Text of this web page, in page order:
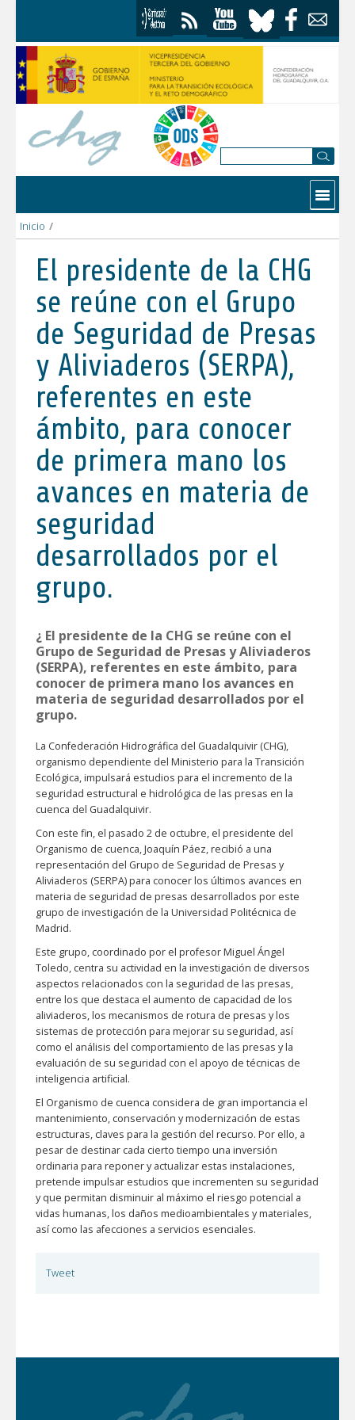
Contactar
Inicio /
El presidente de la CHG
se reúne con el Grupo
de Seguridad de Presas
y Aliviaderos (SERPA),
referentes en este
ámbito, para conocer
de primera mano los
avances en materia de
seguridad
desarrollados por el
grupo.
¿ El presidente de la CHG se reúne con el
Grupo de Seguridad de Presas y Aliviaderos
(SERPA), referentes en este ámbito, para
conocer de primera mano los avances en
materia de seguridad desarrollados por el
grupo.
La Confederación Hidrográfica del Guadalquivir (CHG),
organismo dependiente del Ministerio para la Transición
Ecológica, impulsará estudios para el incremento de la
seguridad estructural e hidrológica de las presas en la
cuenca del Guadalquivir.
Con este fin, el pasado 2 de octubre, el presidente del
Organismo de cuenca, Joaquín Páez, recibió a una
representación del Grupo de Seguridad de Presas y
Aliviaderos (SERPA) para conocer los últimos avances en
materia de seguridad de presas desarrollados por este
grupo de investigación de la Universidad Politécnica de
Madrid.
Este grupo, coordinado por el profesor Miguel Ángel
Toledo, centra su actividad en la investigación de diversos
aspectos relacionados con la seguridad de las presas,
entre los que destaca el aumento de capacidad de los
aliviaderos, los mecanismos de rotura de presas y los
sistemas de protección para mejorar su seguridad, así
como el análisis del comportamiento de las presas y la
evaluación de su seguridad con el apoyo de técnicas de
inteligencia artificial.
El Organismo de cuenca considera de gran importancia el
mantenimiento, conservación y modernización de estas
estructuras, claves para la gestión del recurso. Por ello, a
pesar de destinar cada cierto tiempo una inversión
ordinaria para reponer y actualizar estas instalaciones,
pretende impulsar estudios que incrementen su seguridad
y que permitan disminuir al máximo el riesgo potencial a
vidas humanas, los daños medioambientales y materiales,
así como las afecciones a servicios esenciales.
Tweet